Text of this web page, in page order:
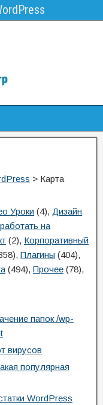
> Карта
Уроки (4), Дизайн
на
(2), Корпоративный
, Плагины (404),
(494), Прочее (78),
папок /wp-
вирусов
популярная
WordPress